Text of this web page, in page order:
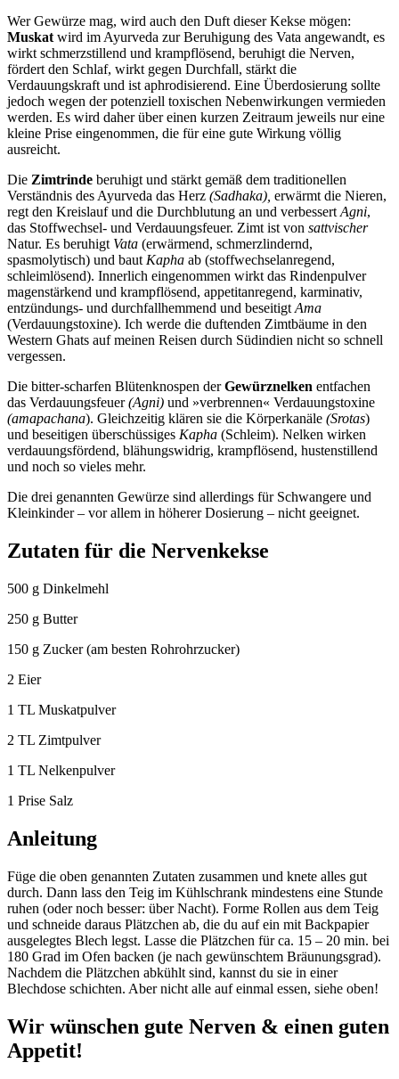
Wer Gewürze mag, wird auch den Duft dieser Kekse mögen:
Muskat wird im Ayurveda zur Beruhigung des Vata angewandt, es
wirkt schmerzstillend und krampflösend, beruhigt die Nerven,
fördert den Schlaf, wirkt gegen Durchfall, stärkt die
Verdauungskraft und ist aphrodisierend. Eine Überdosierung sollte
jedoch wegen der potenziell toxischen Nebenwirkungen vermieden
werden. Es wird daher über einen kurzen Zeitraum jeweils nur eine
kleine Prise eingenommen, die für eine gute Wirkung völlig
ausreicht.
Die Zimtrinde beruhigt und stärkt gemäß dem traditionellen
Verständnis des Ayurveda das Herz (Sadhaka), erwärmt die Nieren,
regt den Kreislauf und die Durchblutung an und verbessert Agni,
das Stoffwechsel- und Verdauungsfeuer. Zimt ist von sattvischer
Natur. Es beruhigt Vata (erwärmend, schmerzlindernd,
spasmolytisch) und baut Kapha ab (stoffwechselanregend,
schleimlösend). Innerlich eingenommen wirkt das Rindenpulver
magenstärkend und krampflösend, appetitanregend, karminativ,
entzündungs- und durchfallhemmend und beseitigt Ama
(Verdauungstoxine). Ich werde die duftenden Zimtbäume in den
Western Ghats auf meinen Reisen durch Südindien nicht so schnell
vergessen.
Die bitter-scharfen Blütenknospen derGewürznelken entfachen
das Verdauungsfeuer(Agni) und »verbrennen« Verdauungstoxine
(amapachana). Gleichzeitig klären sie die Körperkanäle (Srotas)
und beseitigen überschüssiges Kapha (Schleim). Nelken wirken
verdauungsfördend, blähungswidrig, krampflösend, hustenstillend
und noch so vieles mehr.
Die drei genannten Gewürze sind allerdings für Schwangere und
Kleinkinder – vor allem in höherer Dosierung – nicht geeignet.
Zutaten für die Nervenkekse
500 g Dinkelmehl
250 g Butter
150 g Zucker (am besten Rohrohrzucker)
2 Eier
1 TL Muskatpulver
2 TL Zimtpulver
1 TL Nelkenpulver
1 Prise Salz
Anleitung
Füge die oben genannten Zutaten zusammen und knete alles gut
durch. Dann lass den Teig im Kühlschrank mindestens eine Stunde
ruhen (oder noch besser: über Nacht). Forme Rollen aus dem Teig
und schneide daraus Plätzchen ab, die du auf ein mit Backpapier
ausgelegtes Blech legst. Lasse die Plätzchen für ca. 15 – 20 min. bei
180 Grad im Ofen backen (je nach gewünschtem Bräunungsgrad).
Nachdem die Plätzchen abkühlt sind, kannst du sie in einer
Blechdose schichten. Aber nicht alle auf einmal essen, siehe oben!
Wir wünschen gute Nerven & einen guten
Appetit!